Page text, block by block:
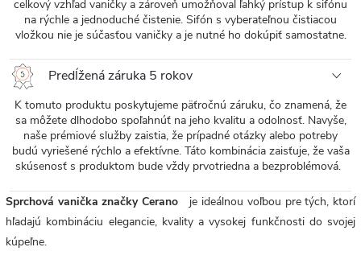
celkový vzhľad vaničky a zároveň umožňoval ľahký prístup k sifónu
na rýchle a jednoduché čistenie. Sifón s vyberateľnou čistiacou
vložkou nie je súčasťou vaničky a je nutné ho dokúpiť samostatne.
Predĺžená záruka 5 rokov
K tomuto produktu poskytujeme päťročnú záruku, čo znamená, že
sa môžete dlhodobo spoľahnúť na jeho kvalitu a odolnosť. Navyše,
naše prémiové služby zaistia, že prípadné otázky alebo potreby
budú vyriešené rýchlo a efektívne. Táto kombinácia zaisťuje, že vaša
skúsenosť s produktom bude vždy prvotriedna a bezproblémová.
Sprchová vanička značky Cerano
je ideálnou voľbou pre tých, ktorí
hľadajú kombináciu elegancie, kvality a vysokej funkčnosti do svojej
kúpeľne.